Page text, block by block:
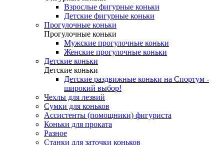
Взрослые фигурные коньки
Детские фигурные коньки
Прогулочные коньки
Прогулочные коньки
Мужские прогулочные коньки
Женские прогулочные коньки
Детские коньки
Детские коньки
Детские раздвижные коньки на Спортум -
широкий выбор!
Чехлы для лезвий
Сумки для коньков
Ассистенты (помощники) фигуриста
Коньки для проката
Разное
Станки для заточки коньков